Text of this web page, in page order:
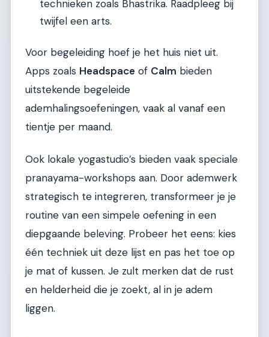
technieken zoals Bhastrika. Raadpleeg bij
twijfel een arts.
Voor begeleiding hoef je het huis niet uit.
Apps zoals Headspace of Calm bieden
uitstekende begeleide
ademhalingsoefeningen, vaak al vanaf een
tientje per maand.
Ook lokale yogastudio’s bieden vaak speciale
pranayama-workshops aan. Door ademwerk
strategisch te integreren, transformeer je je
routine van een simpele oefening in een
diepgaande beleving. Probeer het eens: kies
één techniek uit deze lijst en pas het toe op
je mat of kussen. Je zult merken dat de rust
en helderheid die je zoekt, al in je adem
liggen.